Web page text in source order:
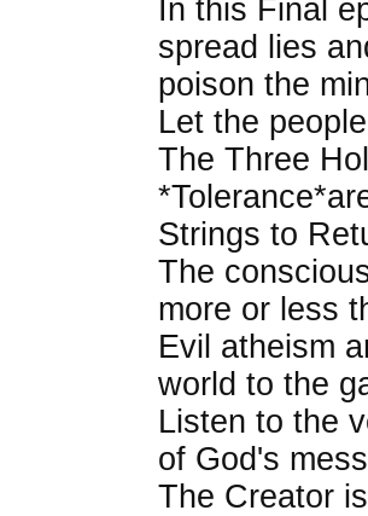
In this Final
spread lies
poison the
Let the
The Three
Strings to
The
more or less
Evil atheism
world to the
Listen to the
of God's
The Creator